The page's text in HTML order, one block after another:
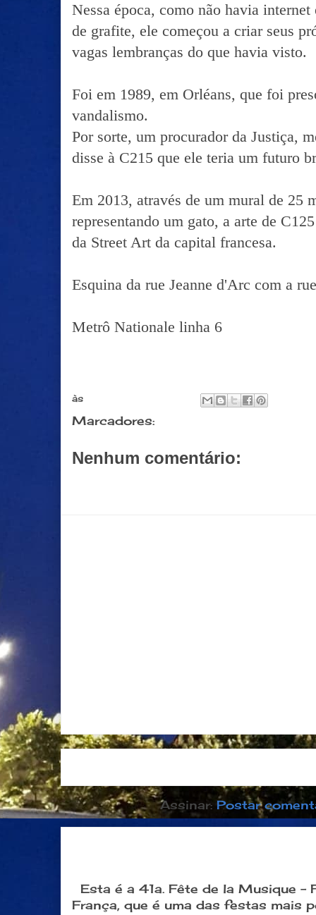
Nessa época, como não havia
de grafite, ele começou a criar seus
vagas lembranças do que havia visto.
Foi em 1989, em Orléans, que foi
vandalismo.
Por sorte, um procurador da Justiça,
disse à C215 que ele teria um futuro
Em 2013, através de um mural de 25
representando um gato, a arte de
da Street Art da capital francesa.
Esquina da rue Jeanne d'Arc com a
Metrô Nationale linha 6
às
Marcadores:
Nenhum comentário:
Assinar: Postar
Esta é a 41a. Fête de la Musique -
França, que é uma das festas mais